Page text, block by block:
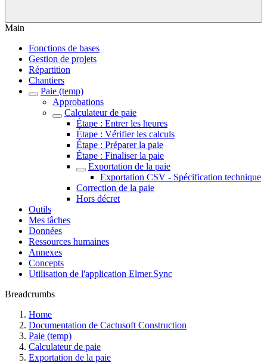
Main
Fonctions de bases
Gestion de projets
Répartition
Chantiers
Paie (temp)
Approbations
Calculateur de paie
Étape : Entrer les heures
Étape : Vérifier les calculs
Étape : Préparer la paie
Étape : Finaliser la paie
Exportation de la paie
Exportation CSV - Spécification technique
Correction de la paie
Hors décret
Outils
Mes tâches
Données
Ressources humaines
Annexes
Concepts
Utilisation de l'application Elmer.Sync
Breadcrumbs
Home
Documentation de Cactusoft Construction
Paie (temp)
Calculateur de paie
Exportation de la paie